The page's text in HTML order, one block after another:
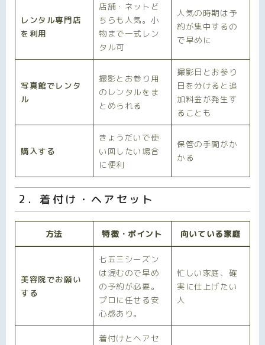
レンタル専門店
を利用
店舗・ネットど
ちらも人気。小
物まで一式レン
タル可
人気の時期は予
約が集中するの
で早めに
写真館でレンタ
ル
撮影とお参り用
のレンタルをま
とめられる
撮影日とお参り
日を分けると追
加料金が発生す
ることも
購入する
きょうだいで使
い回したい場合
に便利
保管の手間がか
かる
2．着付け・ヘアセット
方法 特徴・ポイント 向いている家庭
美容院でお願い
する
七五三シーズン
は混むので早め
の予約が必要。
プロに任せる安
心感あり。
忙しい家庭、確
実に仕上げたい
人
着付けとヘアセ